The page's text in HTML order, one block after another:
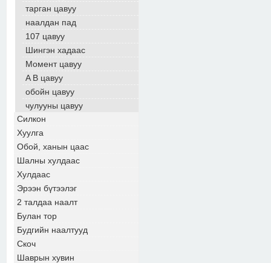
тарган цавуу
наалдан пад
107 цавуу
Шингэн хадаас
Момент цавуу
A B цавуу
обойн цавуу
чулууны цавуу
Силкон
Хуулга
Обой, ханын цаас
Шалны хулдаас
Хулдаас
Эрээн бүтээлэг
2 талдаа наалт
Булан тор
Будгийн наалтууд
Скоч
Шаврын хувин